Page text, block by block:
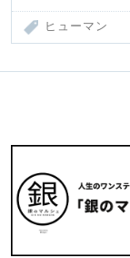
ヒューマン